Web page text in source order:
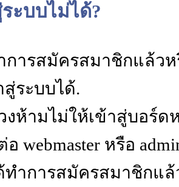
ะบบไม่ได้?
ารสมัครสมาชิกแล้ว
สู่ระบบได้.
ห้ามไม่ให้เข้าสู่บอร์ด
webmaster หรือ
ำการสมัครสมาชิกแ